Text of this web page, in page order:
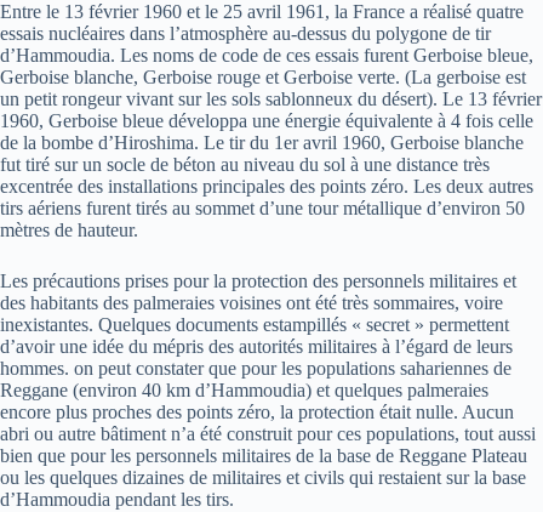
Entre le 13 février 1960 et le 25 avril 1961, la France a réalisé quatre
essais nucléaires dans l’atmosphère au-dessus du polygone de tir
d’Hammoudia. Les noms de code de ces essais furent Gerboise bleue,
Gerboise blanche, Gerboise rouge et Gerboise verte. (La gerboise est
un petit rongeur vivant sur les sols sablonneux du désert). Le 13 février
1960, Gerboise bleue développa une énergie équivalente à 4 fois celle
de la bombe d’Hiroshima. Le tir du 1er avril 1960, Gerboise blanche
fut tiré sur un socle de béton au niveau du sol à une distance très
excentrée des installations principales des points zéro. Les deux autres
tirs aériens furent tirés au sommet d’une tour métallique d’environ 50
mètres de hauteur.
Les précautions prises pour la protection des personnels militaires et
des habitants des palmeraies voisines ont été très sommaires, voire
inexistantes. Quelques documents estampillés « secret » permettent
d’avoir une idée du mépris des autorités militaires à l’égard de leurs
hommes. on peut constater que pour les populations sahariennes de
Reggane (environ 40 km d’Hammoudia) et quelques palmeraies
encore plus proches des points zéro, la protection était nulle. Aucun
abri ou autre bâtiment n’a été construit pour ces populations, tout aussi
bien que pour les personnels militaires de la base de Reggane Plateau
ou les quelques dizaines de militaires et civils qui restaient sur la base
d’Hammoudia pendant les tirs.